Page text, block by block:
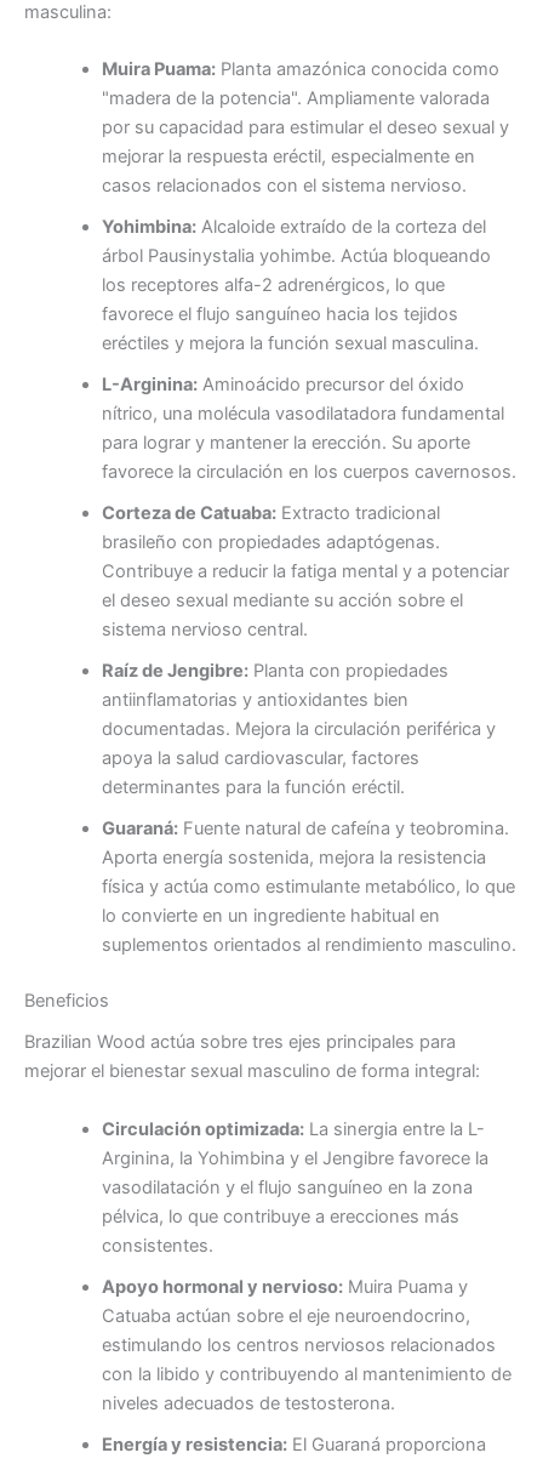
masculina:
Muira Puama:Planta amazónica conocida como
"madera de la potencia". Ampliamente valorada
por su capacidad para estimular el deseo sexual y
mejorar la respuesta eréctil, especialmente en
casos relacionados con el sistema nervioso.
Yohimbina:Alcaloide extraído de la corteza del
árbol Pausinystalia yohimbe. Actúa bloqueando
los receptores alfa-2 adrenérgicos, lo que
favorece el flujo sanguíneo hacia los tejidos
eréctiles y mejora la función sexual masculina.
L-Arginina:Aminoácido precursor del óxido
nítrico, una molécula vasodilatadora fundamental
para lograr y mantener la erección. Su aporte
favorece la circulación en los cuerpos cavernosos.
Corteza de Catuaba:Extracto tradicional
brasileño con propiedades adaptógenas.
Contribuye a reducir la fatiga mental y a potenciar
el deseo sexual mediante su acción sobre el
sistema nervioso central.
Raíz de Jengibre:Planta con propiedades
antiinflamatorias y antioxidantes bien
documentadas. Mejora la circulación periférica y
apoya la salud cardiovascular, factores
determinantes para la función eréctil.
Guaraná:Fuente natural de cafeína y teobromina.
Aporta energía sostenida, mejora la resistencia
física y actúa como estimulante metabólico, lo que
lo convierte en un ingrediente habitual en
suplementos orientados al rendimiento masculino.
Beneficios
Brazilian Wood actúa sobre tres ejes principales para
mejorar el bienestar sexual masculino de forma integral:
Circulación optimizada:La sinergia entre la L-
Arginina, la Yohimbina y el Jengibre favorece la
vasodilatación y el flujo sanguíneo en la zona
pélvica, lo que contribuye a erecciones más
consistentes.
Apoyo hormonal y nervioso:Muira Puama y
Catuaba actúan sobre el eje neuroendocrino,
estimulando los centros nerviosos relacionados
con la libido y contribuyendo al mantenimiento de
niveles adecuados de testosterona.
Energía y resistencia:El Guaraná proporciona